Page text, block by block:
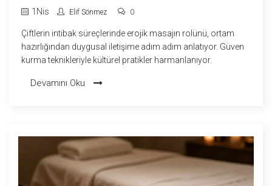
1 Nis Elif Sönmez 0
Çiftlerin intibak süreçlerinde erojik masajın rolünü, ortam
hazırlığından duygusal iletişime adım adım anlatıyor. Güven
kurma teknikleriyle kültürel pratikler harmanlanıyor.
Devamını Oku